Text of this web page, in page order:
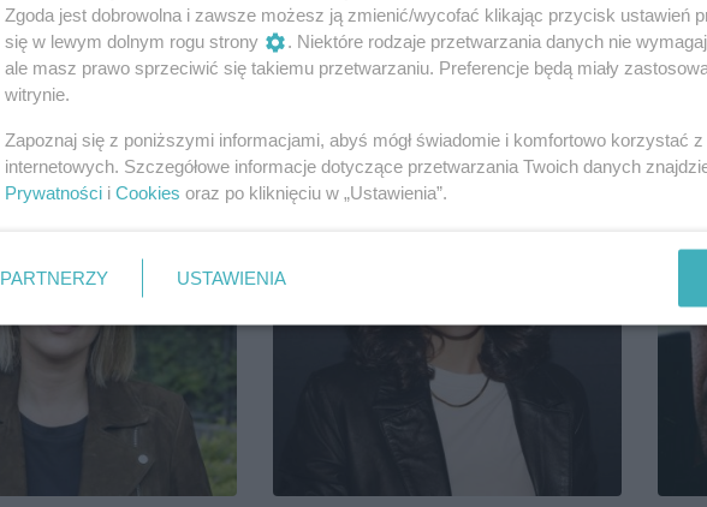
Zgoda jest dobrowolna i zawsze możesz ją zmienić/wycofać klikając przycisk ustawień
się w lewym dolnym rogu strony
. Niektóre rodzaje przetwarzania danych nie
ale masz prawo sprzeciwić się takiemu przetwarzaniu. Preferencje będą miały
witrynie.
Zapoznaj się z poniższymi informacjami, abyś mógł świadomie i komfortowo korzystać
internetowych. Szczegółowe informacje dotyczące przetwarzania Twoich danych
Prywatności i Cookies oraz po kliknięciu w „Ustawienia”.
PARTNERZY USTAWIENIA